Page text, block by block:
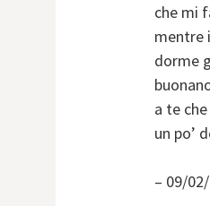
che mi
mentre
dorme
a te
un po’
– 09/